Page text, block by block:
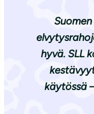
hyvä. SLL
käytössä